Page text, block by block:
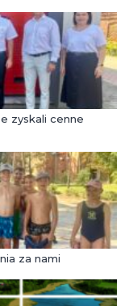
zyskali cenne
za nami